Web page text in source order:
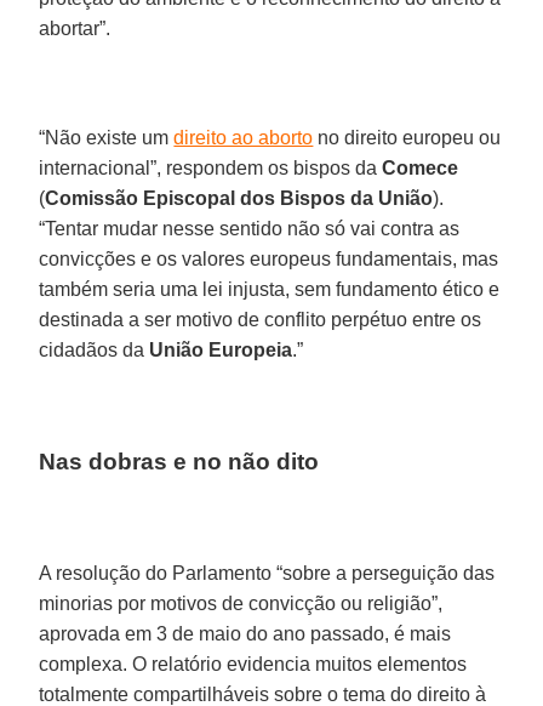
abortar”.
“Não existe umdireito ao aborto no direito europeu ou
internacional”, respondem os bispos daComece
(Comissão Episcopal dos Bispos da União).
“Tentar mudar nesse sentido não só vai contra as
convicções e os valores europeus fundamentais, mas
também seria uma lei injusta, sem fundamento ético e
destinada a ser motivo de conflito perpétuo entre os
cidadãos da União Europeia.”
Nas dobras e no não dito
A resolução do Parlamento “sobre a perseguição das
minorias por motivos de convicção ou religião”,
aprovada em 3 de maio do ano passado, é mais
complexa. O relatório evidencia muitos elementos
totalmente compartilháveis sobre o tema do direito à